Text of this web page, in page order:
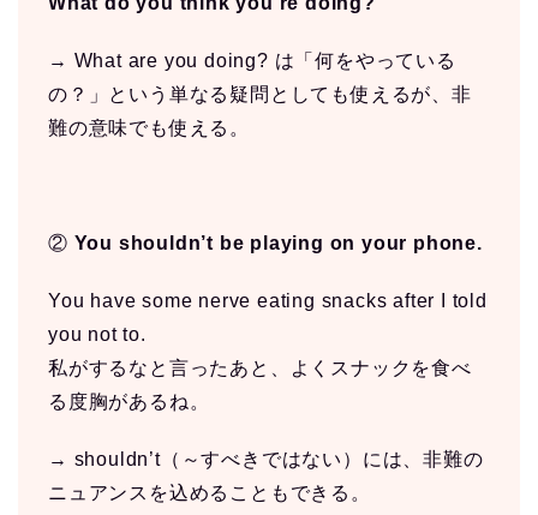
→ What are you doing? は「何をやっている
の？」という単なる疑問としても使えるが、非
難の意味でも使える。
② You shouldn’t be playing on your phone.
You have some nerve eating snacks after I told
you not to.
私がするなと言ったあと、よくスナックを食べ
る度胸があるね。
→ shouldn’t（～すべきではない）には、非難の
ニュアンスを込めることもできる。